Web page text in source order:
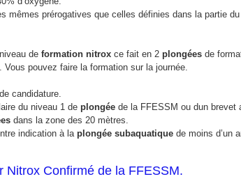
mêmes prérogatives que celles définies dans la partie
de formation nitrox ce fait en 2 plongées de
Vous pouvez faire la formation sur la journée.
candidature.
du niveau 1 de plongée de la FFESSM ou dun
dans la zone des 20 mètres.
indication à la plongée subaquatique de moins d’un
Nitrox Confirmé de la FFESSM.